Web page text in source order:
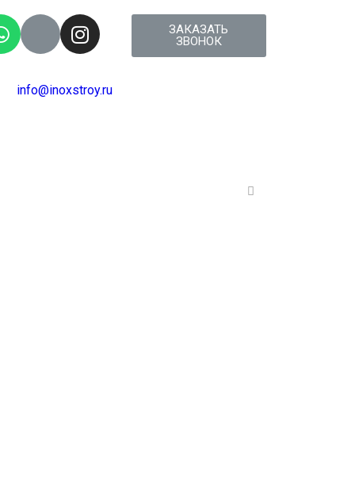
info@inoxstroy.ru
ЗАКАЗАТЬ
ЗВОНОК